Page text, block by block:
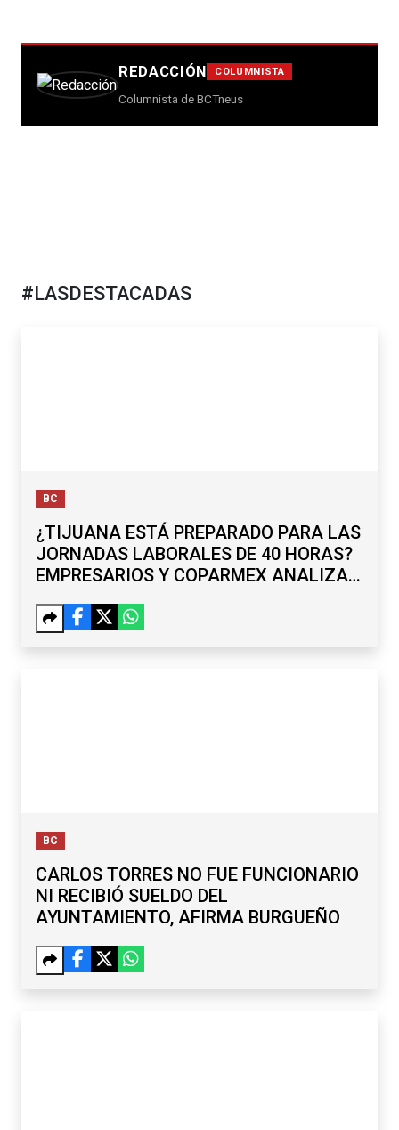
REDACCIÓN COLUMNISTA
Columnista de BCTneus
#LASDESTACADAS
BC
¿TIJUANA ESTÁ PREPARADO PARA LAS
JORNADAS LABORALES DE 40 HORAS?
EMPRESARIOS Y COPARMEX ANALIZAN
BC
CARLOS TORRES NO FUE FUNCIONARIO
NI RECIBIÓ SUELDO DEL
AYUNTAMIENTO, AFIRMA BURGUEÑO